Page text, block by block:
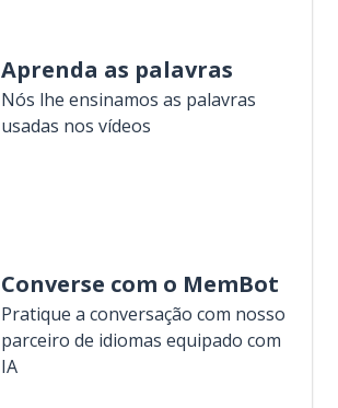
Aprenda as palavras
Nós lhe ensinamos as palavras
usadas nos vídeos
Converse com o MemBot
Pratique a conversação com nosso
parceiro de idiomas equipado com
IA